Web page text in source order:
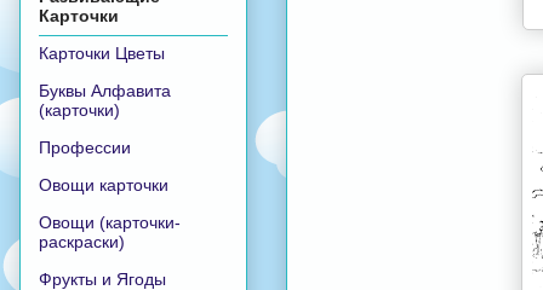
Карточки
Карточки Цветы
Буквы Алфавита
(карточки)
Профессии
Овощи карточки
Овощи (карточки-
раскраски)
Фрукты и Ягоды